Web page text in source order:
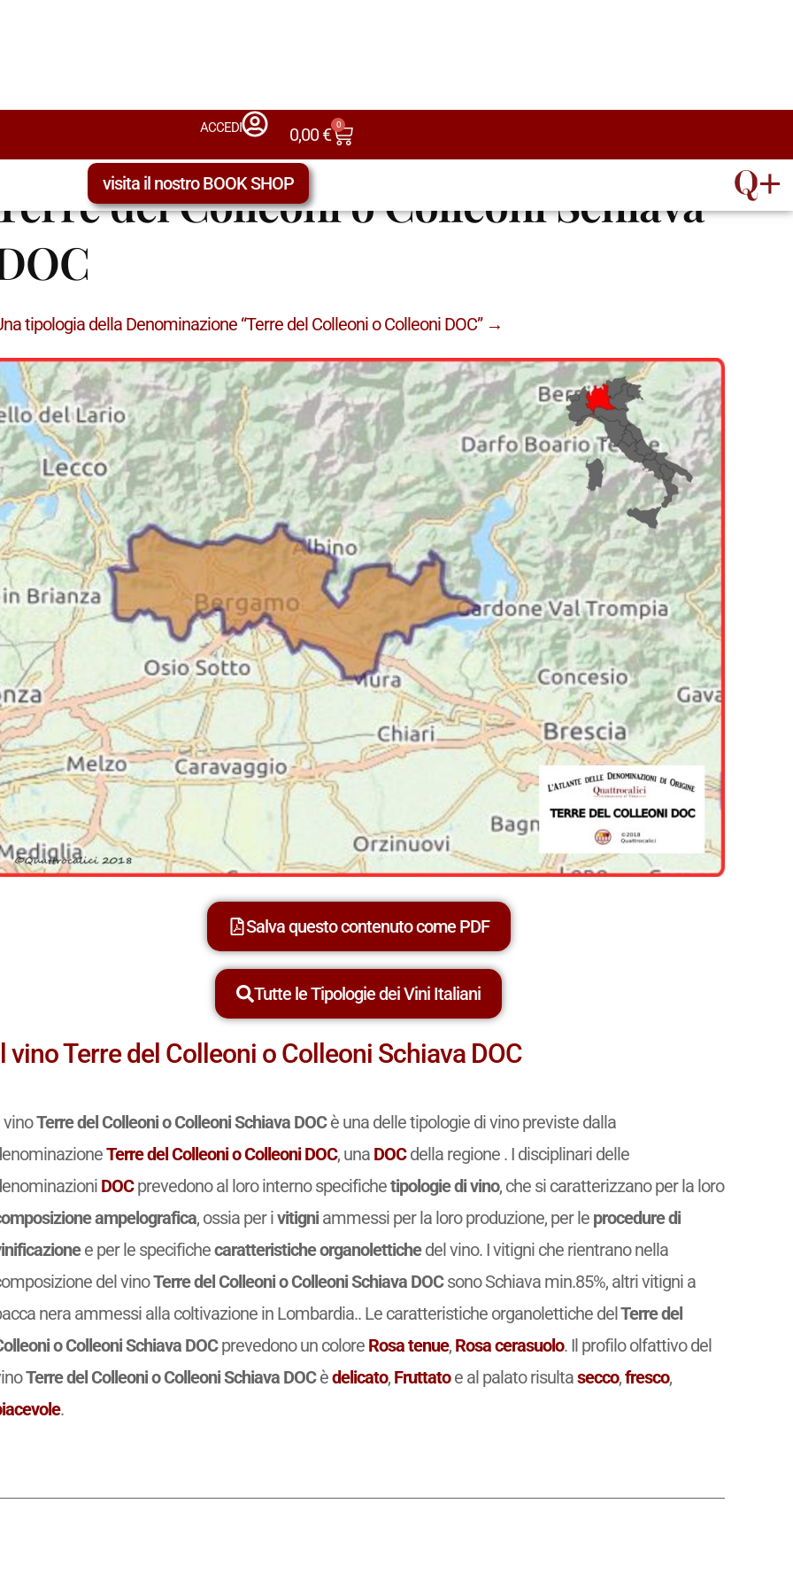
TIPOLOGIE DEI VINI NELLE DENOMINAZIONI – QUATTROCALICI
del Colleoni o Colleoni Schiava
tipologia della Denominazione “Terre del Colleoni o Colleoni DOC” →
Salva questo contenuto come PDF
Tutte le Tipologie dei Vini Italiani
vino Terre del Colleoni o Colleoni Schiava DOC
vinoTerre del Colleoni o Colleoni Schiava DOCè una delle tipologie di vino previste dalla
Terre del Colleoni o Colleoni DOC, una DOCdella regione . I disciplinari delle
DOCprevedono al loro interno specifichetipologie di vino, che si caratterizzano per la loro
ampelografica, ossia per ivitigniammessi per la loro produzione, per le procedure di
e per le specifichecaratteristiche organolettichedel vino. I vitigni che rientrano nella
del vinoTerre del Colleoni o Colleoni Schiava DOCsono Schiava min.85%, altri vitigni a
nera ammessi alla coltivazione in Lombardia.. Le caratteristiche organolettiche delTerre del
o Colleoni Schiava DOCprevedono un colore Rosa tenue, Rosa cerasuolo. Il profilo olfattivo del
Terre del Colleoni o Colleoni Schiava DOCèdelicato, Fruttatoe al palato risultasecco,fresco,
.